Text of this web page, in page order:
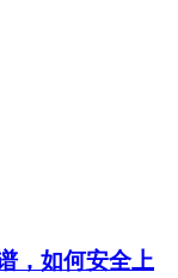
，如何安全上